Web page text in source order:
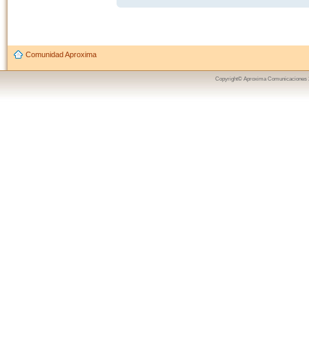
Comunidad Aproxima
Copyright© Aproxima Comunicaciones